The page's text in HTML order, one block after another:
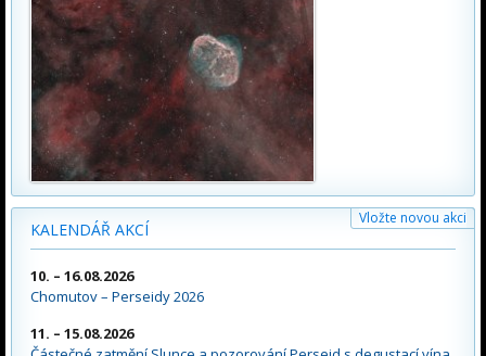
KALENDÁŘ AKCÍ
Vložte novou akci
10. – 16.08.2026
Chomutov – Perseidy 2026
11. – 15.08.2026